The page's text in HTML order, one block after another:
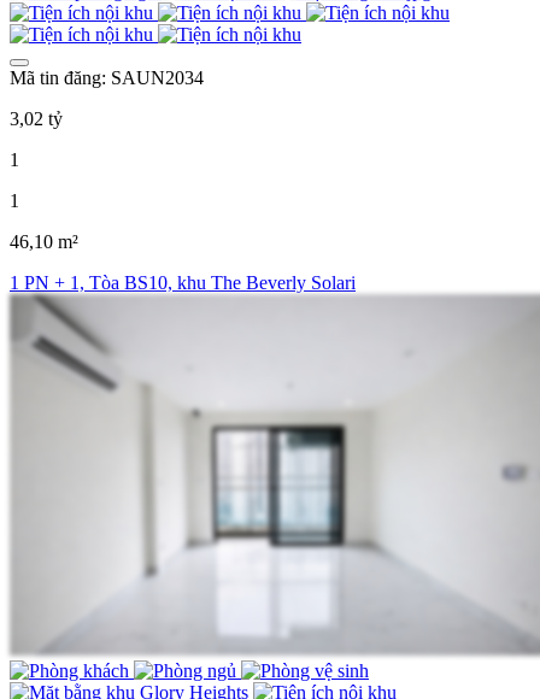
Mã tin đăng: SAUN2034
3,02 tỷ
1
1
46,10 m²
1 PN + 1, Tòa BS10, khu The Beverly Solari